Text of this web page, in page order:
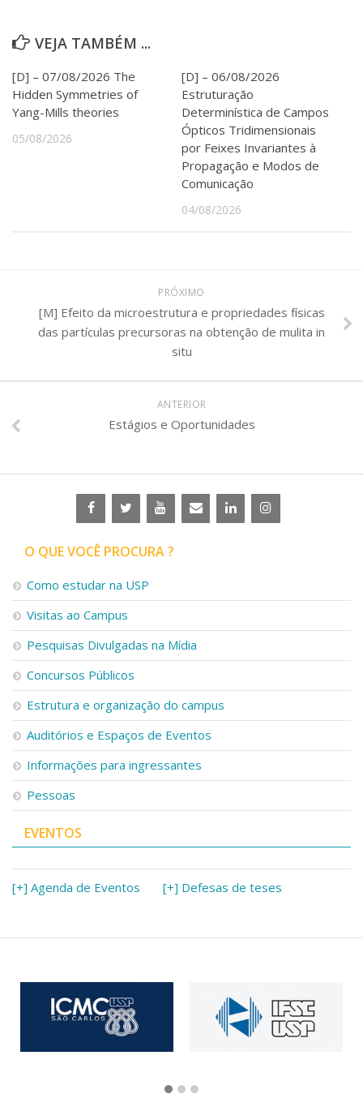
VEJA TAMBÉM ...
[D] – 07/08/2026 The
Hidden Symmetries of
Yang-Mills theories
05/08/2026
[D] – 06/08/2026
Estruturação
Determinística de Campos
Ópticos Tridimensionais
por Feixes Invariantes à
Propagação e Modos de
Comunicação
04/08/2026
PRÓXIMO
[M] Efeito da microestrutura e propriedades físicas
das partículas precursoras na obtenção de mulita in
situ
ANTERIOR
Estágios e Oportunidades
O QUE VOCÊ PROCURA ?
Como estudar na USP
Visitas ao Campus
Pesquisas Divulgadas na Mídia
Concursos Públicos
Estrutura e organização do campus
Auditórios e Espaços de Eventos
Informações para ingressantes
Pessoas
EVENTOS
[+] Agenda de Eventos [+] Defesas de teses